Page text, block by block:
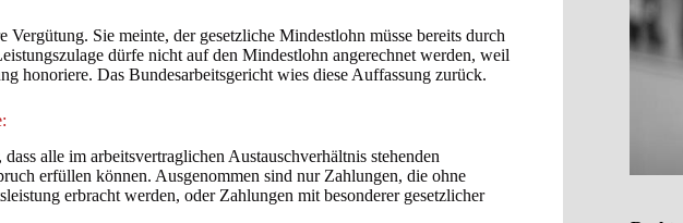
Sie meinte, der gesetzliche Mindestlohn müsse bereits durch
dürfe nicht auf den Mindestlohn angerechnet werden, weil
honoriere. Das Bundesarbeitsgericht wies diese Auffassung zurück.
alle im arbeitsvertraglichen Austauschverhältnis stehenden
erfüllen können. Ausgenommen sind nur Zahlungen, die ohne
erbracht werden, oder Zahlungen mit besonderer gesetzlicher